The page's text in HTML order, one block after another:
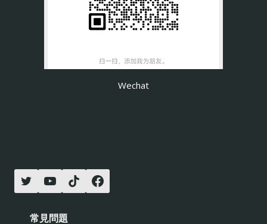
Wechat
常見問題